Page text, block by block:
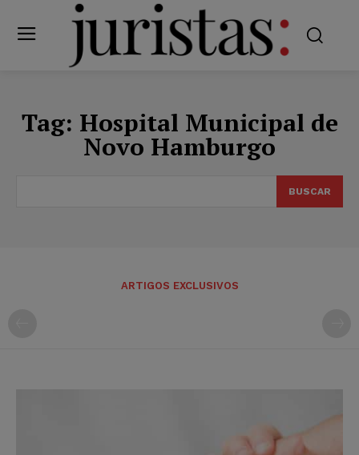
Tag: Hospital Municipal de
Novo Hamburgo
BUSCAR
ARTIGOS EXCLUSIVOS